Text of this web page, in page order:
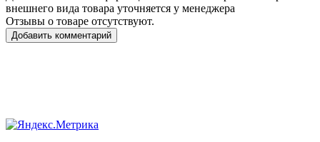
внешнего вида товара уточняется у менеджера
Отзывы о товаре отсутствуют.
Добавить комментарий